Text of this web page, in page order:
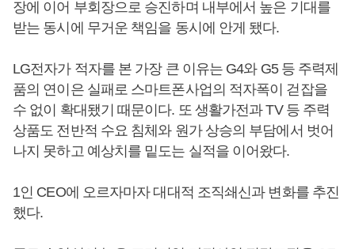
장에 이어 부회장으로 승진하며 내부에서 높은 기대를
받는 동시에 무거운 책임을 동시에 안게 됐다.
LG전자가 적자를 본 가장 큰 이유는 G4와 G5 등 주력제
품의 연이은 실패로 스마트폰사업의 적자폭이 걷잡을
수 없이 확대됐기 때문이다. 또 생활가전과 TV 등 주력
상품도 전반적 수요 침체와 원가 상승의 부담에서 벗어
나지 못하고 예상치를 밑도는 실적을 이어왔다.
1인 CEO에 오르자마자 대대적 조직쇄신과 변화를 추진
했다.